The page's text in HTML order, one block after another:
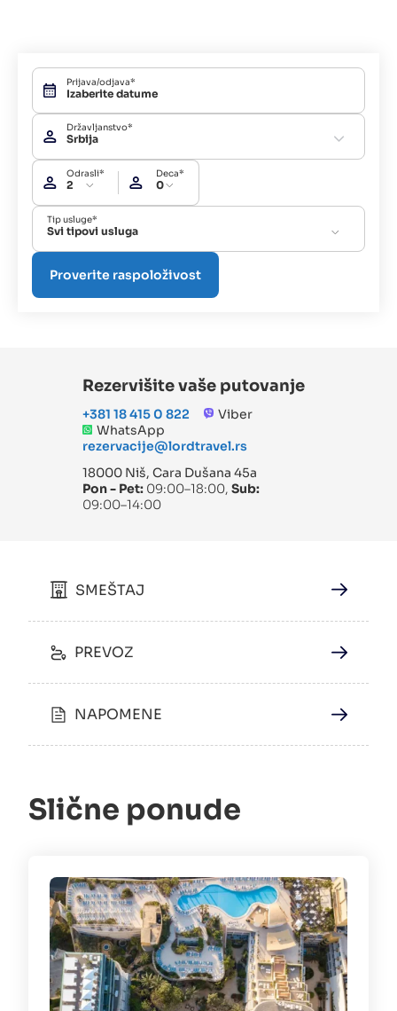
Prijava/odjava*
Državljanstvo*
Srbija
Odrasli*
2
Deca*
0
Tip usluge*
Svi tipovi usluga
Rezervišite vaše putovanje
+381 18 415 0 822
Viber
WhatsApp
rezervacije@lordtravel.rs
18000 Niš, Cara Dušana 45a
Pon - Pet: 09:00–18:00, Sub:
09:00–14:00
SMEŠTAJ
PREVOZ
NAPOMENE
Slične ponude